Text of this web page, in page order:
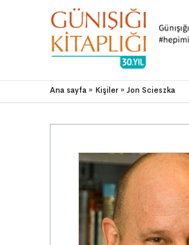
Ana sayfa Kişiler Jon Scieszka